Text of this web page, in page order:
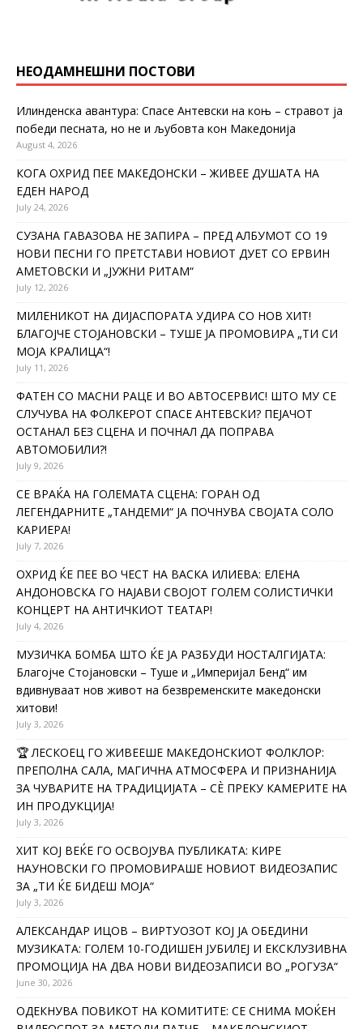
НЕОДАМНЕШНИ ПОСТОВИ
Илинденска авантура: Спасе Антевски на коњ – стравот ја
победи песната, но не и љубовта кон Македонија
August 4, 2026
КОГА ОХРИД ПЕЕ МАКЕДОНСКИ – ЖИВЕЕ ДУШАТА НА
ЕДЕН НАРОД
July 24, 2026
СУЗАНА ГАВАЗОВА НЕ ЗАПИРА – ПРЕД АЛБУМОТ СО 19
НОВИ ПЕСНИ ГО ПРЕТСТАВИ НОВИОТ ДУЕТ СО ЕРВИН
АМЕТОВСКИ И „ЈУЖНИ РИТАМ“
July 12, 2026
МИЛЕНИКОТ НА ДИЈАСПОРАТА УДИРА СО НОВ ХИТ!
БЛАГОЈЧЕ СТОЈАНОВСКИ – ТУШЕ ЈА ПРОМОВИРА „ТИ СИ
МОЈА КРАЛИЦА“!
July 11, 2026
ФАТЕН СО МАСНИ РАЦЕ И ВО АВТОСЕРВИС! ШТО МУ СЕ
СЛУЧУВА НА ФОЛКЕРОТ СПАСЕ АНТЕВСКИ? ПЕЈАЧОТ
ОСТАНАЛ БЕЗ СЦЕНА И ПОЧНАЛ ДА ПОПРАВА
АВТОМОБИЛИ?!
July 9, 2026
СЕ ВРАЌА НА ГОЛЕМАТА СЦЕНА: ГОРАН ОД
ЛЕГЕНДАРНИТЕ „ТАНДЕМИ“ ЈА ПОЧНУВА СВОЈАТА СОЛО
КАРИЕРА!
July 7, 2026
ОХРИД ЌЕ ПЕЕ ВО ЧЕСТ НА ВАСКА ИЛИЕВА: ЕЛЕНА
АНДОНОВСКА ГО НАЈАВИ СВОЈОТ ГОЛЕМ СОЛИСТИЧКИ
КОНЦЕРТ НА АНТИЧКИОТ ТЕАТАР!
July 4, 2026
МУЗИЧКА БОМБА ШТО ЌЕ ЈА РАЗБУДИ НОСТАЛГИЈАТА:
Благојче Стојановски – Туше и „Империјал Бенд“ им
вдивнуваат нов живот на безвременските македонски
хитови!
July 3, 2026
🏆 ЛЕСКОЕЦ ГО ЖИВЕЕШЕ МАКЕДОНСКИОТ ФОЛКЛОР:
ПРЕПОЛНА САЛА, МАГИЧНА АТМОСФЕРА И ПРИЗНАНИЈА
ЗА ЧУВАРИТЕ НА ТРАДИЦИЈАТА – СÈ ПРЕКУ КАМЕРИТЕ НА
ИН ПРОДУКЦИЈА!
July 3, 2026
ХИТ КОЈ ВЕЌЕ ГО ОСВОЈУВА ПУБЛИКАТА: КИРЕ
НАУНОВСКИ ГО ПРОМОВИРАШЕ НОВИОТ ВИДЕОЗАПИС
ЗА „ТИ ЌЕ БИДЕШ МОЈА“
July 3, 2026
АЛЕКСАНДАР ИЦОВ – ВИРТУОЗОТ КОЈ ЈА ОБЕДИНИ
МУЗИКАТА: ГОЛЕМ 10-ГОДИШЕН ЈУБИЛЕЈ И ЕКСКЛУЗИВНА
ПРОМОЦИЈА НА ДВА НОВИ ВИДЕОЗАПИСИ ВО „РОГУЗА“
June 30, 2026
ОДЕКНУВА ПОВИКОТ НА КОМИТИТЕ: СЕ СНИМА МОЌЕН